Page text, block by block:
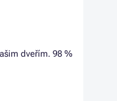
dveřím. 98 %